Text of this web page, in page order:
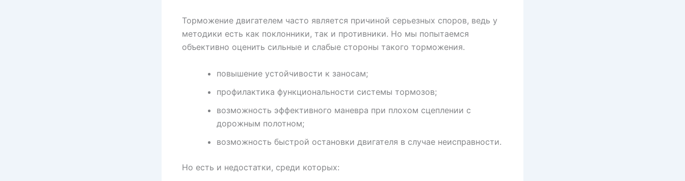
Торможение двигателем часто является причиной серьезных споров, ведь у
методики есть как поклонники, так и противники. Но мы попытаемся
объективно оценить сильные и слабые стороны такого торможения.
повышение устойчивости к заносам;
профилактика функциональности системы тормозов;
возможность эффективного маневра при плохом сцеплении с
дорожным полотном;
возможность быстрой остановки двигателя в случае неисправности.
Но есть и недостатки, среди которых: